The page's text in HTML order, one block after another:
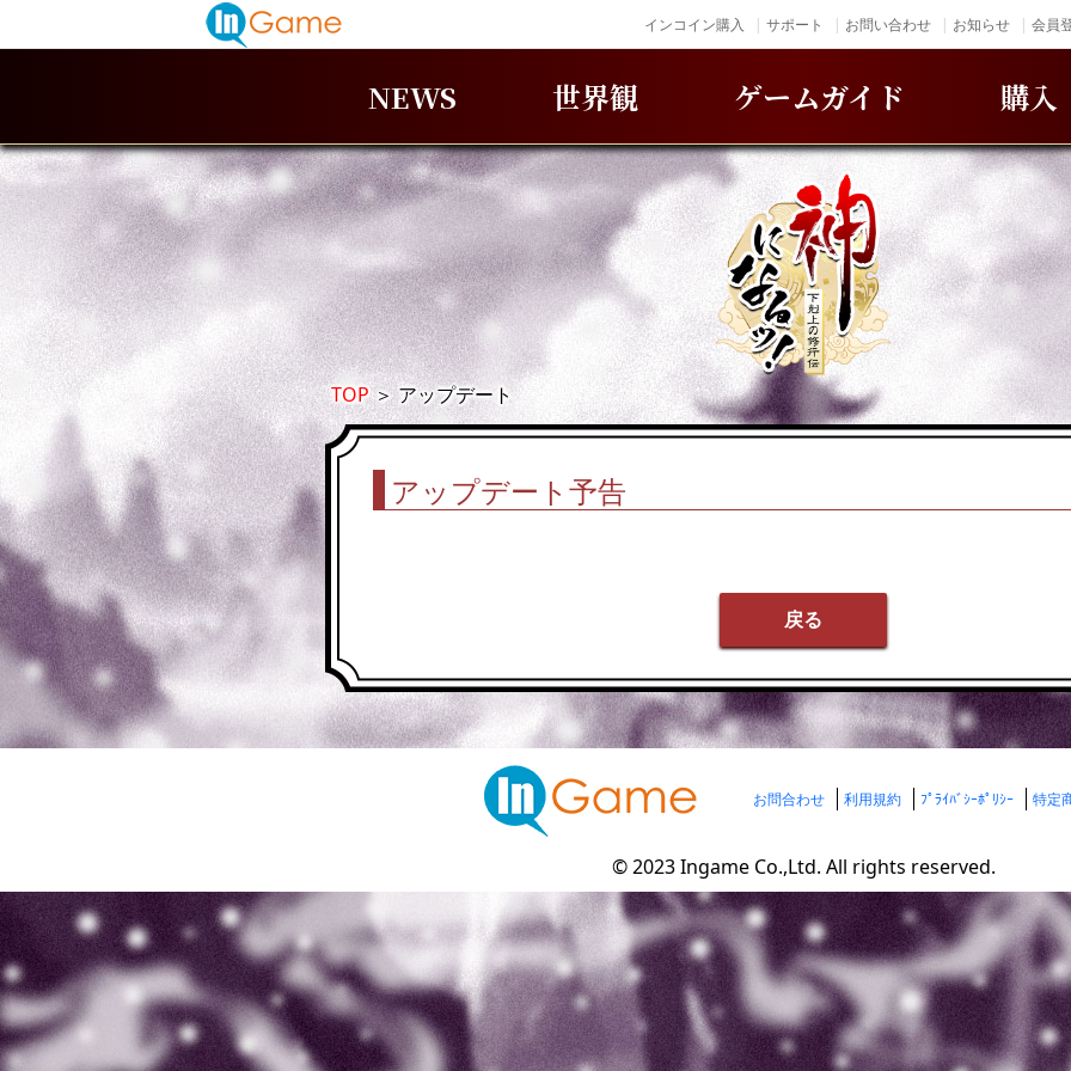
インコイン購入 サポート お問い合わせ お知らせ 会員
NEWS 世界観 ゲームガイド 購入
TOP＞ アップデート
アップデート予告
戻る
お問合わせ 利用規約 ﾌﾟﾗｲﾊﾞｼｰﾎﾟﾘｼｰ 特定
© 2023 Ingame Co.,Ltd. All rights reserved.